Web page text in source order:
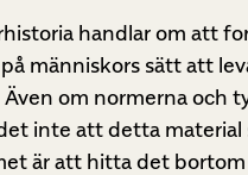
handlar om att
människors sätt att
Även om normerna
inte att detta material
är att hitta det